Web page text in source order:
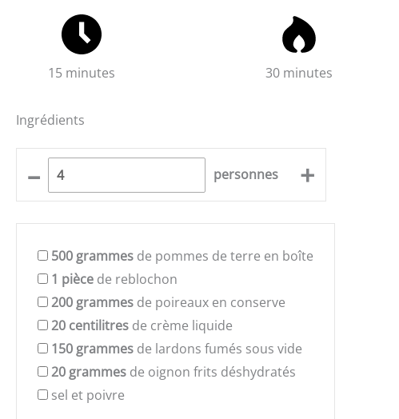
15 minutes 30 minutes
Ingrédients
– personnes +
500 grammes de pommes de terre en boîte
1 pièce de reblochon
200 grammes de poireaux en conserve
20 centilitres de crème liquide
150 grammes de lardons fumés sous vide
20 grammes de oignon frits déshydratés
sel et poivre